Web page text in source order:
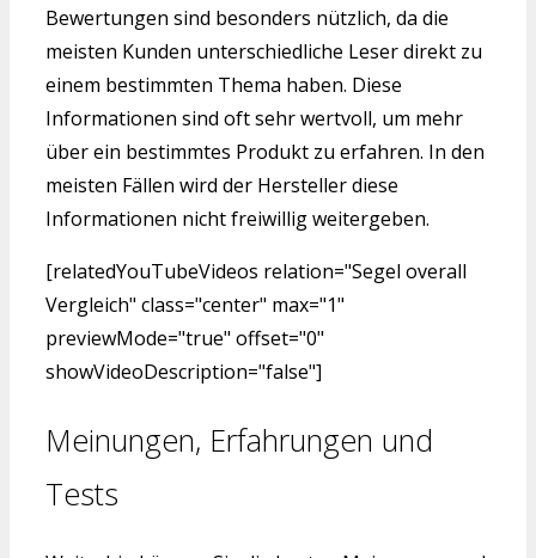
Bewertungen sind besonders nützlich, da die
meisten Kunden unterschiedliche Leser direkt zu
einem bestimmten Thema haben. Diese
Informationen sind oft sehr wertvoll, um mehr
über ein bestimmtes Produkt zu erfahren. In den
meisten Fällen wird der Hersteller diese
Informationen nicht freiwillig weitergeben.
[relatedYouTubeVideos relation="Segel overall
Vergleich" class="center" max="1"
previewMode="true" offset="0"
showVideoDescription="false"]
Meinungen, Erfahrungen und
Tests